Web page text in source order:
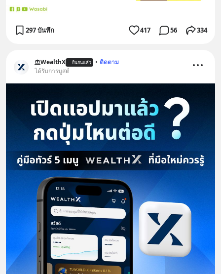
297 บันทึก 417 56 334
WealthX ยืนยันแล้ว • ติดตาม
ได้รับการบูสต์